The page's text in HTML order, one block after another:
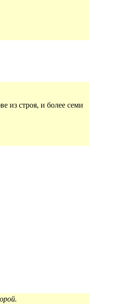
из строя, и более семи